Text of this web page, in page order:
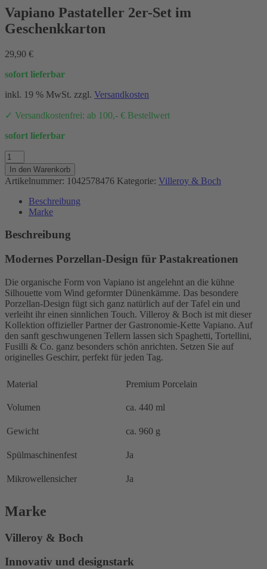
Vapiano Pastateller 2er-Set im
Geschenkkarton
29,90 €
sofort lieferbar
inkl. 19 % MwSt. zzgl. Versandkosten
✓ Versandkostenfrei: ab 100,- € Bestellwert
sofort lieferbar
Vapiano
Pastateller
2er-
Set
Geschenkkarton
Menge
In den Warenkorb
Artikelnummer: 1042578476 Kategorie: Villeroy & Boch
Beschreibung
Marke
Beschreibung
Modernes Porzellan-Design für Pastakreationen
Die organische Form von Vapiano ist angelehnt an die kühne
Silhouette vom Wind geformter Dünenkämme. Das besondere
Porzellan-Design fügt sich ganz natürlich auf der Tafel ein und
verleiht ihr einen sinnlichen Touch. Villeroy & Boch ist mit dieser
Kollektion offizieller Partner der Gastronomie-Kette Vapiano. Auf
den sanft geschwungenen Tellern lassen sich Spaghetti, Tortellini,
Fusilli & Co. ganz besonders schön anrichten. Setzen Sie auf
originelles Geschirr, perfekt für jeden Tag.
Material Premium Porcelain
Volumen ca. 440 ml
Gewicht ca. 960 g
Spülmaschinenfest Ja
Mikrowellensicher Ja
Marke
Villeroy & Boch
Innovativ und designstark